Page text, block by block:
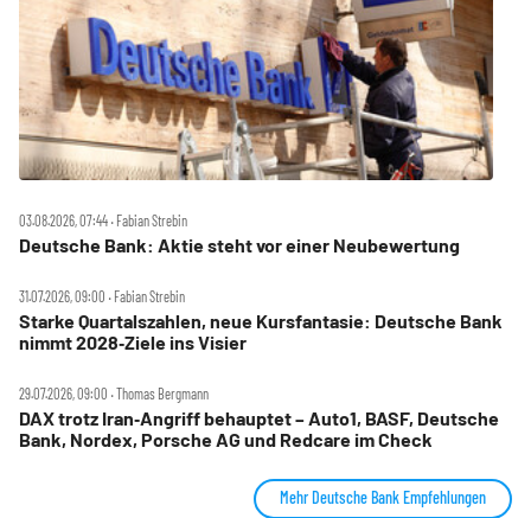
03.08.2026, 07:44 ‧ Fabian Strebin
Deutsche Bank: Aktie steht vor einer Neubewertung
31.07.2026, 09:00 ‧ Fabian Strebin
Starke Quartalszahlen, neue Kursfantasie: Deutsche Bank
nimmt 2028‑Ziele ins Visier
29.07.2026, 09:00 ‧ Thomas Bergmann
DAX trotz Iran‑Angriff behauptet – Auto1, BASF, Deutsche
Bank, Nordex, Porsche AG und Redcare im Check
Mehr Deutsche Bank Empfehlungen